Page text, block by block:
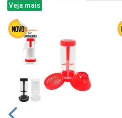
Veja mais